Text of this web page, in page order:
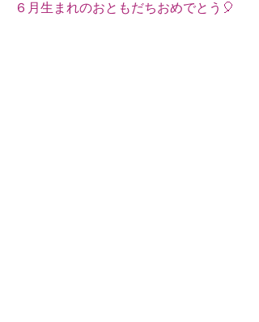
６月生まれのおともだちおめでとう🎈